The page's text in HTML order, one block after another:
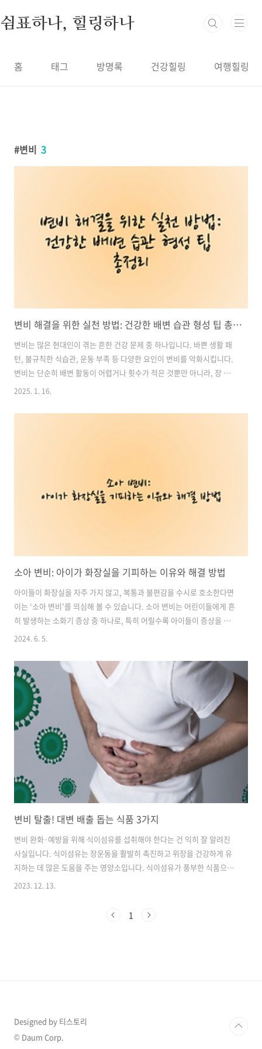
쉼표하나, 힐링하나
홈 태그 방명록 건강힐링 여행힐링
변비 3
변비 해결을 위한 실천 방법: 건강한 배변 습관 형성 팁 총정리
변비는 많은 현대인이 겪는 흔한 건강 문제 중 하나입니다. 바쁜 생활 패
턴, 불규칙한 식습관, 운동 부족 등 다양한 요인이 변비를 악화시킵니다.
변비는 단순히 배변 활동이 어렵거나 횟수가 적은 것뿐만 아니라, 장 건
강에 악영향을 미칠 수 있어 전반적인 삶의 질을 떨어뜨립니다. 이에 따
중요합니다. 이 글에서는 변비 해결을 위한 실천 가능한 방법들과 건강한
2025. 1. 16.
소아 변비: 아이가 화장실을 기피하는 이유와 해결 방법
아이들이 화장실을 자주 가지 않고, 복통과 불편감을 수시로 호소한다면
이는 ‘소아 변비’를 의심해 볼 수 있습니다. 소아 변비는 어린이들에게 흔
히 발생하는 소화기 증상 중 하나로, 특히 어릴수록 아이들이 증상을 제
대로 표현하지 못하는 경우가 많기 때문에 보호자의 세심한 관찰과 주의
료 방법에 대해 알아보겠습니다. 아이의 건강을 지키기 위한 첫걸음, 지
금부터 시작해보세요! 목차1. 어린아이 배변 횟수와 소아 변비: 연령별
가이드2. 소아 변비의 원인3. 소아 변비의 치료 및 개선 방법1. 어린아이
배변 횟수와 소아 변비: 연령별 가이드어린아이의 배변 횟수는 연령에 따
라 변화합니다. 출생 직후부터 3개월 전후의 신생아는 하루 2~3회..
2024. 6. 5.
변비 탈출! 대변 배출 돕는 식품 3가지
변비 완화·예방을 위해 식이섬유를 섭취해야 한다는 건 익히 잘 알려진
사실입니다. 식이섬유는 장운동을 활발히 촉진하고 위장을 건강하게 유
지하는 데 많은 도움을 주는 영양소입니다. 식이섬유가 풍부한 식품으로
는 콩과 식물, 과일류, 채소류, 뿌리채소, 해조류, 버섯류, 견과류, 통곡물
먹어보면 변비증상을 완화 시킬 수 있습니다. 오늘은 변비 증상 완화에
2023. 12. 13.
1
Designed by 티스토리
© Daum Corp.